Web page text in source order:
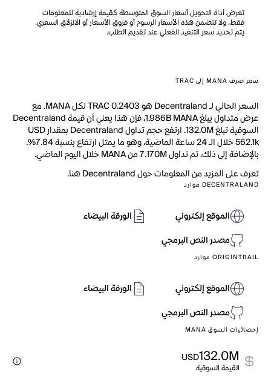
تعرض أداة التحويل أسعار السوق المتوسطة كقيمة إرشادية للمعلومات
فقط، ولا تتضمن هذه الأسعار الرسوم أو فروق الأسعار أو الانزلاق السعري.
يتم تحديد سعر التنفيذ الفعلي عند تقديم الطلب.
سعر صرف MANA إلى TRAC
السعر الحالي لـ Decentraland هو TRAC 0.2403 لكل MANA. مع
عرض متداول يبلغ 1.986B MANA، فإن هذا يعني أن قيمة Decentraland
السوقية تبلغ 132.0M. ارتفع حجم تداول Decentraland بمقدار USD
562.1k خلال الـ 24 ساعة الماضية، وهو ما يمثل ارتفاع بنسبة 7.84%.
بالإضافة إلى ذلك، تم تداول 7.170M من MANA خلال اليوم الماضي.
تعرف على المزيد من المعلومات حول Decentraland هنا.
DECENTRALAND موارد
الموقع إلكتروني
الورقة البيضاء
مصدر النص البرمجي
ORIGINTRAIL موارد
الموقع إلكتروني
الورقة البيضاء
مصدر النص البرمجي
إحصائيات السوق MANA
132.0M
USD
القيمة السوقية